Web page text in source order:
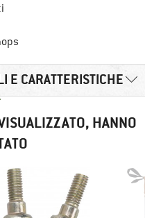
E CARATTERISTICHE
HANNO